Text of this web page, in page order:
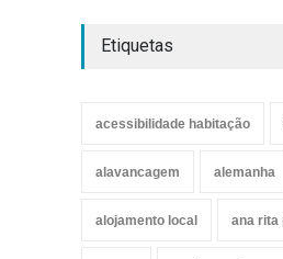
Etiquetas
acessibilidade habitação
alavancagem alemanha
alojamento local ana rita